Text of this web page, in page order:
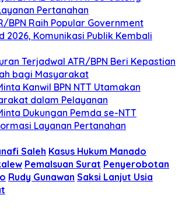
Pertanahan
BPN Raih Popular Government
2026, Komunikasi Publik Kembali
Terjadwal ATR/BPN Beri Kepastian
bagi Masyarakat
Kanwil BPN NTT Utamakan
dalam Pelayanan
Dukungan Pemda se-NTT
Layanan Pertanahan
Saleh Kasus Hukum Manado
Pemalsuan Surat Penyerobotan
Rudy Gunawan Saksi Lanjut Usia